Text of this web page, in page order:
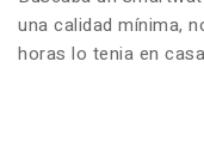
una calidad mínima,
horas lo tenia en casa